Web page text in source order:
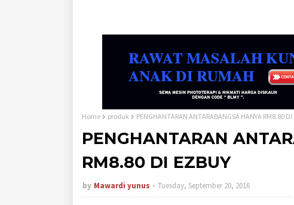
Home produk PENGHANTARAN ANTARABANGSA HANYA RM8.80 DI
PENGHANTARAN
RM8.80 DI EZBUY
by Mawardi yunus Tuesday, September 20, 2016